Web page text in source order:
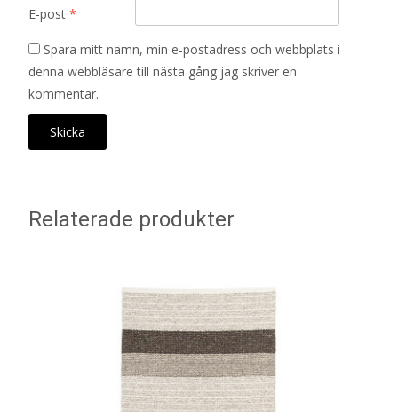
E-post *
Spara mitt namn, min e-postadress och webbplats i
denna webbläsare till nästa gång jag skriver en
kommentar.
Relaterade produkter